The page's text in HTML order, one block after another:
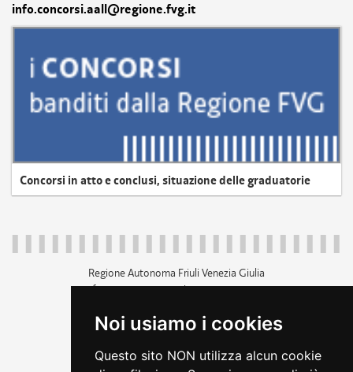
Noi usiamo i cookies
Questo sito NON utilizza alcun cookie
info.concorsi.aall@regione.fvg.it
Concorsi in atto e conclusi, situazione delle graduatorie
Regione Autonoma Friuli Venezia Giulia
c.f. 80014930327; p.iva 00526040324
+39 040 3771111